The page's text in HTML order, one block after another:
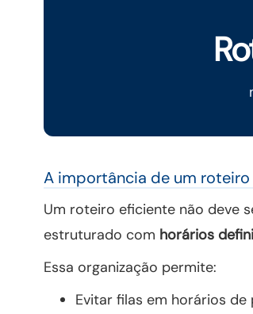
A importância de um
Um roteiro eficiente não deve
estruturado com horários
Essa organização permite:
Evitar filas em horários de